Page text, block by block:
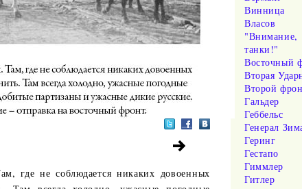
Винница
Власов
"Внимание,
танки!"
Восточный
Вторая
Второй
Гальдер
Геббельс
Генерал
Геринг
Гестапо
Гиммлер
Гитлер
где не соблюдается никаких довоенных